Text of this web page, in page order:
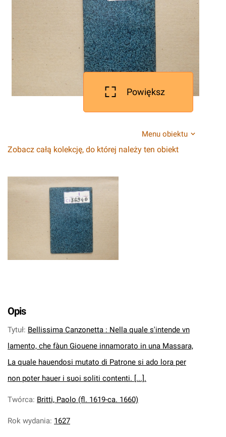
Powiększ
Menu obiektu
Zobacz całą kolekcję, do której należy ten obiekt
Opis
Tytuł: Bellissima Canzonetta : Nella quale s'intende vn
lamento, che fàun Giouene innamorato in una Massara,
La quale hauendosi mutato di Patrone si ado lora per
non poter hauer i suoi soliti contenti. [...].
Twórca: Britti, Paolo (fl. 1619-ca. 1660)
Rok wydania: 1627